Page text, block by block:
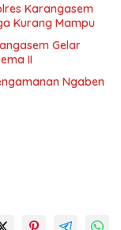
Karangasem
Kurang Mampu
Gelar
II
Ngaben